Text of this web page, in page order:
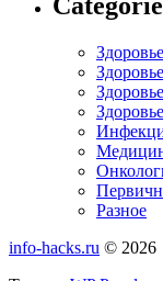
Разное
info-hacks.ru © 2026